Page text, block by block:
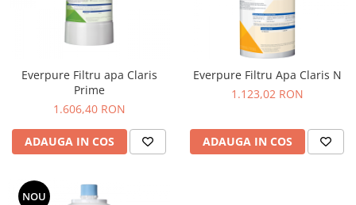
Ceaiuri de specialitate
Matcha
Alb
Siropuri
Everpure Filtru apa Claris
Prime
1.606,40 RON
ADAUGA IN COS
Everpure Filtru Apa Claris N
1.123,02 RON
ADAUGA IN COS
NOU